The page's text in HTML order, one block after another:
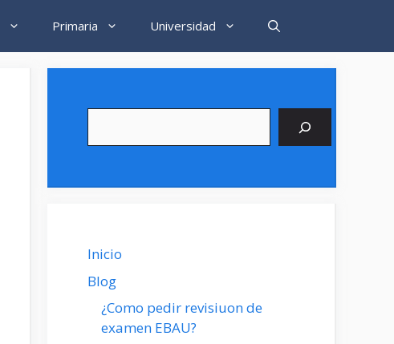
Primaria Universidad
Inicio
Blog
¿Como pedir revisiuon de
examen EBAU?